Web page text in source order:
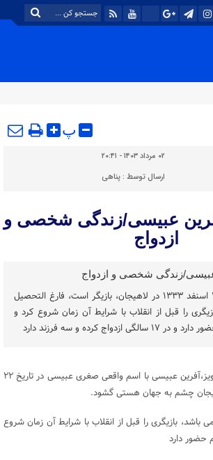
پ
۰۲ مرداد ۱۴۰۳ - ۲۰:۴۱
ارسال توسط :پناهی
عبیسی/زندگی شخصی و
ازدواج
آفرین عبیسی متولد ۲۲ اسنفد ۱۳۳۳ در لاهیجان، بازیگر است، فارغ التحصیل
را قبل از انقلاب با شرایط آن زمان شروع کرد و
کرده و سه فرزند دارد
به گزارش پایگاه خبری شباویز،آفرین عبیسی با اسم واقعی صغری عبیسی در تاریخ ۲۲
باشد، بازیگری را قبل از انقلاب با شرایط آن زمان شروع
حضور دارد